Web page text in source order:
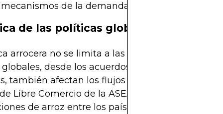
de la demanda y la oferta.
de las políticas globales
arrocera no se limita a las decisiones
desde los acuerdos comerciales hasta
también afectan los flujos de arroz. Por
Libre Comercio de la ASEAN ha optimizado las
de arroz entre los países del Sudeste